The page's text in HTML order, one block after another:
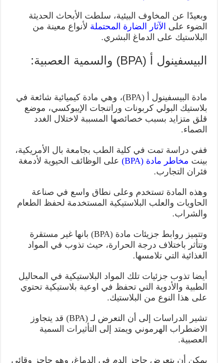
وبعيدًا عن المخاوف البيئية، سلطت الأبحاث الحديثة
الضوء على الآثار الضارة المحتملة لأنواع معينة من
البلاستيك على الدماغ البشري.
البيسفينول أ (BPA) والسمية العصبية:
مادة البيسفينول أ (BPA)، وهي مادة كيميائية شائعة في
بلاستيك البولي كربونات وراتنجات الإيبوكسي، موضع
قلق متزايد بسبب خصائصها المسببة لاختلال الغدد
الصماء.
ففي دراسة تمت في كلية الطب بجامعة بال الأمريكية،
بينت مخاطر مادة (BPA)
على الوظائف الحيوية لأدمغة
فئران التجارب.
وهذه المادة تستخدم وعلى نطاق واسع في صناعة
الحاويات والعلب البلاستيكية المستخدمة لحفظ الطعام
والشراب.
وتتميز روابط جزيئات مادة (BPA) بانها غير مستقرة
وتتأثر باختلاف درجة الحرارة، حيث تذوب في المواد
الغذائية التي تلامسها.
أيضا تذوب جزئيات تلك المواد البلاستيكية في المحاليل
الطبية والأدوية التي تحفظ في اوعية بلاستيكية تحتوي
على هذا النوع من البلاستيك.
تشير الدراسات إلى أن التعرض لـ (BPA) قد يتجاوز
الاضطراب الهرموني ويمتد إلى التأثيرات السمية
العصبية.
يمكن أن يتعرض حاجز الدم في الدماغ، وهو حاجز وقائي